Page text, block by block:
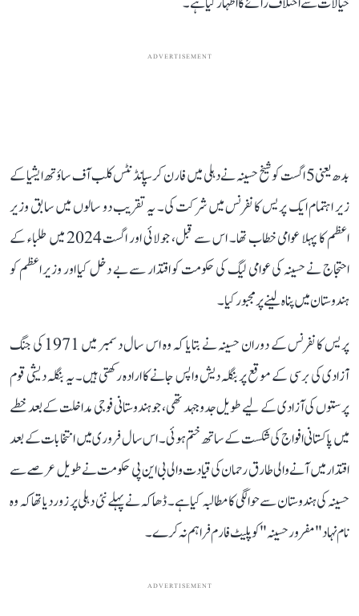
ADVERTISEMENT
بدھ یعنی 5 اگست کو شیخ حسینہ نے دہلی میں فارن کرسپانڈنٹس کلب آف ساؤتھ ایشیا کے
زیر اہتمام ایک پریس کانفرنس میں شرکت کی۔ یہ تقریب دو سالوں میں سابق وزیر
اعظم کا پہلا عوامی خطاب تھا۔ اس سے قبل، جولائی اور اگست 2024 میں طلباء کے
احتجاج نے حسینہ کی عوامی لیگ کی حکومت کو اقتدار سے بے دخل کیا اور وزیر اعظم کو
ہندوستان میں پناہ لینے پر مجبور کیا۔
پریس کانفرنس کے دوران حسینہ نے بتایا کہ وہ اس سال دسمبر میں 1971 کی جنگ
آزادی کی برسی کے موقع پر بنگلہ دیش واپس جانے کا ارادہ رکھتی ہیں۔ یہ بنگلہ دیشی قوم
پرستوں کی آزادی کے لیے طویل جدوجہد تھی، جو ہندوستانی فوجی مداخلت کے بعد خطے
میں پاکستانی افواج کی شکست کے ساتھ ختم ہوئی۔ اس سال فروری میں انتخابات کے بعد
اقتدار میں آنے والی طارق رحمان کی قیادت والی بی این پی حکومت نے طویل عرصے سے
حسینہ کی ہندوستان سے حوالگی کا مطالبہ کیا ہے۔ ڈھاکہ نے پہلے نئی دہلی پر زور دیا تھا کہ وہ
نام نہاد "مفرور حسینہ" کو پلیٹ فارم فراہم نہ کرے۔
ADVERTISEMENT